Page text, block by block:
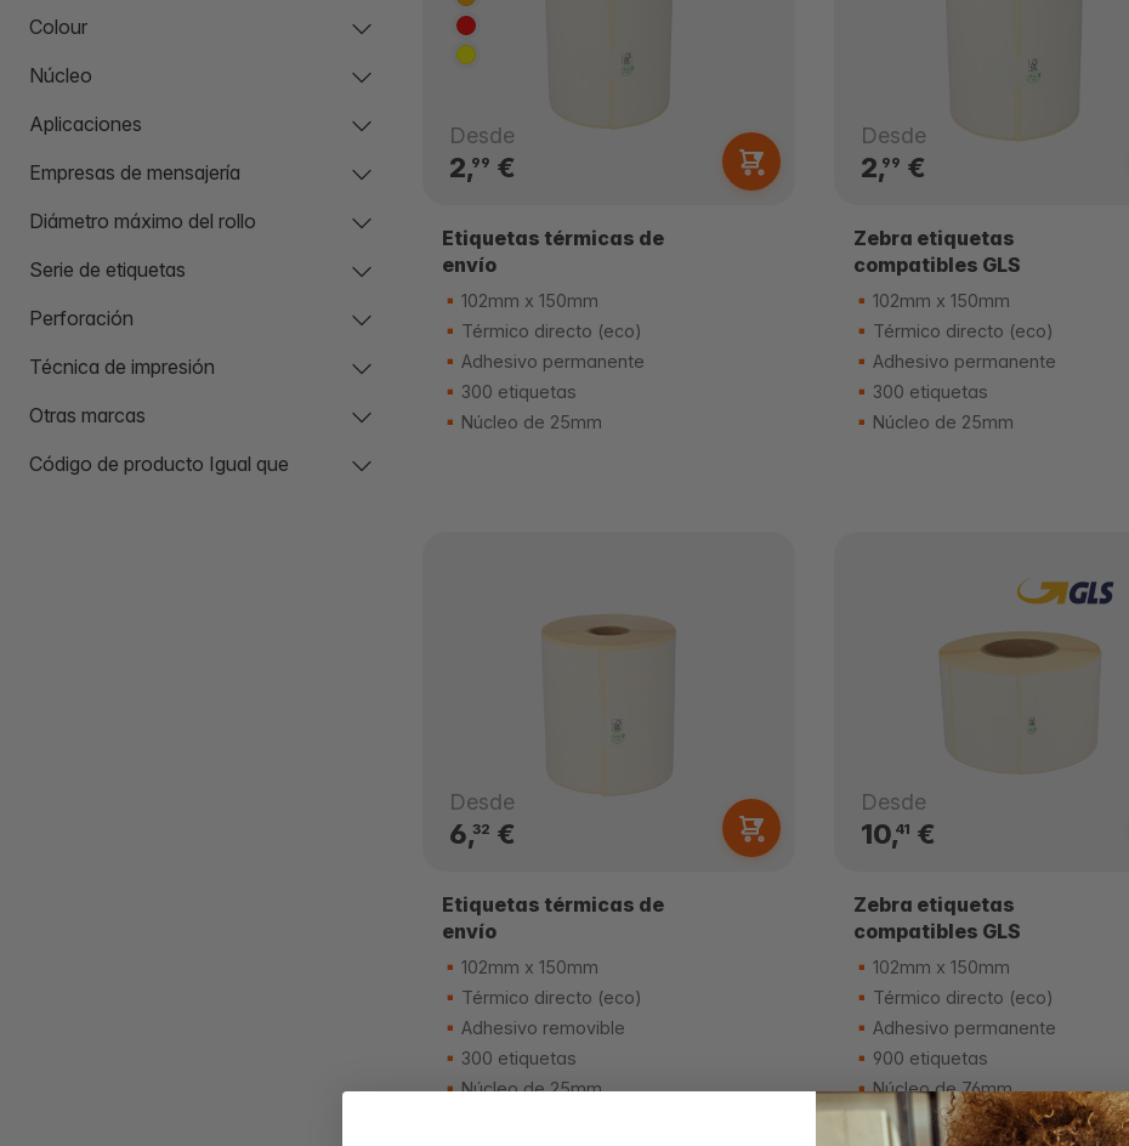
Colour
Núcleo
Aplicaciones
Empresas de mensajería
Diámetro máximo del rollo
Serie de etiquetas
Perforación
Técnica de impresión
Otras marcas
Código de producto Igual que
Desde
2,99 €
Etiquetas térmicas de
envío
102mm x 150mm
Térmico directo (eco)
Adhesivo permanente
300 etiquetas
Núcleo de 25mm
Desde
2,99 €
Zebra etiquetas
compatibles GLS
102mm x 150mm
Térmico directo (eco)
Adhesivo permanente
300 etiquetas
Núcleo de 25mm
Desde
6,32 €
Etiquetas térmicas de
envío
102mm x 150mm
Térmico directo (eco)
Adhesivo removible
300 etiquetas
Núcleo de 25mm
Desde
10,41 €
Zebra etiquetas
compatibles GLS
102mm x 150mm
Térmico directo (eco)
Adhesivo permanente
900 etiquetas
Núcleo de 76mm